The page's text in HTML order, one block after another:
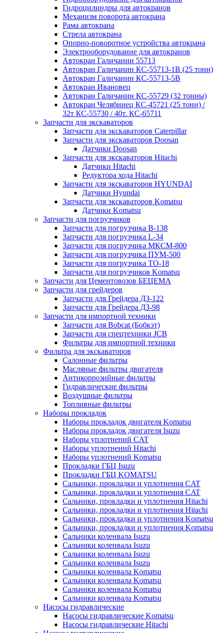
Гидроцилиндры для автокранов
Механизм поворота автокрана
Рама автокрана
Стрела автокрана
Опорно-поворотное устройства автокрана
Электрооборудование для автокранов
Автокран Галичанин 55713
Автокран Галичанин КС-55713-1В (25 тонн)
Автокран Галичанин КС-55713-5В
Автокран Ивановец
Автокран Галичанин КС-55729 (32 тонны)
Автокран Челябинец КС-45721 (25 тонн) /
32т КС-55730 / 40т. КС-65711
Запчасти для экскаваторов
Запчасти для экскаваторов Caterpillar
Запчасти для экскаваторов Doosan
Датчики Doosan
Запчасти для экскаваторов Hitachi
Датчики Hitachi
Редуктора хода Hitachi
Запчасти для экскаваторов HYUNDAI
Датчики Hyundai
Запчасти для экскаваторов Komatsu
Датчики Komatsu
Запчасти для погрузчиков
Запчасти для погрузчика B-138
Запчасти для погрузчика L-34
Запчасти для погрузчика МКСМ-800
Запчасти для погрузчика ПУМ-500
Запчасти для погрузчика ТО-18
Запчасти для погрузчиков Komatsu
Запчасти для Цементовозов БЕЦЕМА
Запчасти для грейдеров
Запчасти для Грейдера ДЗ-122
Запчасти для Грейдера ДЗ-98
Запчасти для импортной техники
Запчасти для Bobcat (Бобкэт)
Запчасти для спецтехники JCB
Фильтры для импортной техники
Фильтра для экскаваторов
Салонные фильтры
Масляные фильтры двигателя
Антикоррозийные фильтры
Гидравлические фильтры
Воздушные фильтры
Топливные фильтры
Наборы прокладок
Наборы прокладок двигателя Komatsu
Наборы прокладок двигателя Isuzu
Наборы уплотнений CAT
Наборы уплотнений Hitachi
Наборы уплотнений Komatsu
Прокладки ГБЦ Isuzu
Прокладки ГБЦ KOMATSU
Сальники, прокладки и уплотнения CAT
Сальники, прокладки и уплотнения CAT
Сальники, прокладки и уплотнения Hitachi
Сальники, прокладки и уплотнения Hitachi
Сальники, прокладки и уплотнения Komatsu
Сальники, прокладки и уплотнения Komatsu
Сальники коленвала Isuzu
Сальники коленвала Isuzu
Сальники коленвала Isuzu
Сальники коленвала Isuzu
Сальники коленвала Komatsu
Сальники коленвала Komatsu
Сальники коленвала Komatsu
Сальники коленвала Komatsu
Насосы гидравлические
Насосы гидравлические Komatsu
Насосы гидравлические Hitachi